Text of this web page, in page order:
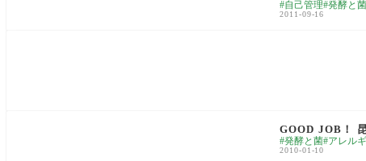
自己管理 発酵と菌
2011-09-16
GOOD JOB！
発酵と菌 アレル
2010-01-10